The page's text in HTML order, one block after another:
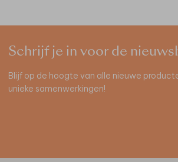
Schrijf je in voor de
Blijf op de hoogte van alle nieuwe
unieke samenwerkingen!